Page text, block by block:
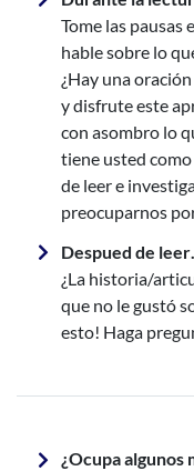
Tome las pausas
hable sobre lo
¿Hay una
y disfrute este
con asombro lo
tiene usted
de leer e
preocuparnos
Despued de leer…
¿La historia/
que no le gustó
esto! Haga
¿Ocupa algunos